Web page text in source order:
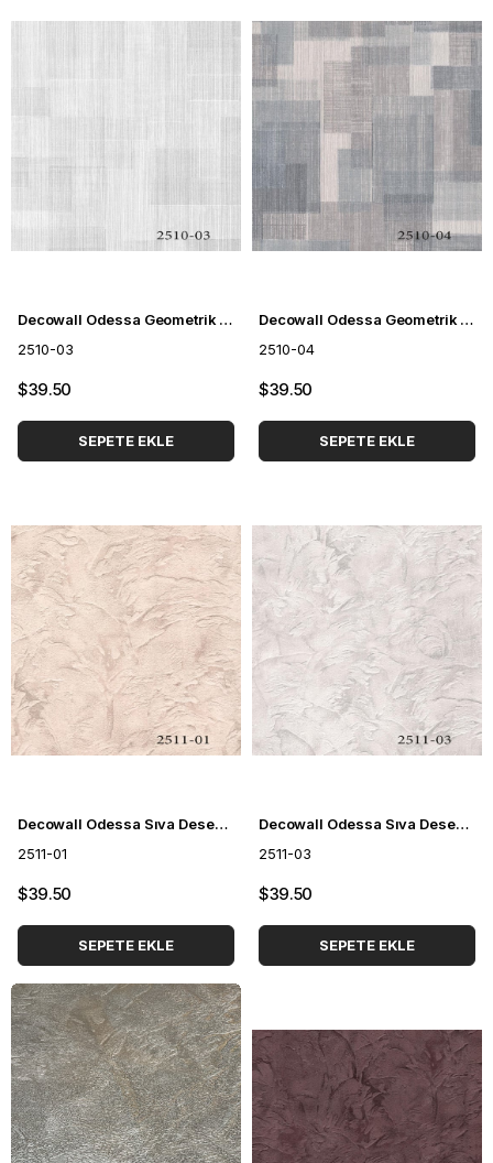
Decowall Odessa Geometrik Desenli Duvar Kağıdı 2510-03
2510-03
$39.50
SEPETE EKLE
Decowall Odessa Geometrik Desenli Duvar Kağıdı 2510-04
2510-04
$39.50
SEPETE EKLE
Decowall Odessa Sıva Desenli Duvar Kağıdı 2511-01
2511-01
$39.50
SEPETE EKLE
Decowall Odessa Sıva Desenli Duvar Kağıdı 2511-03
2511-03
$39.50
SEPETE EKLE